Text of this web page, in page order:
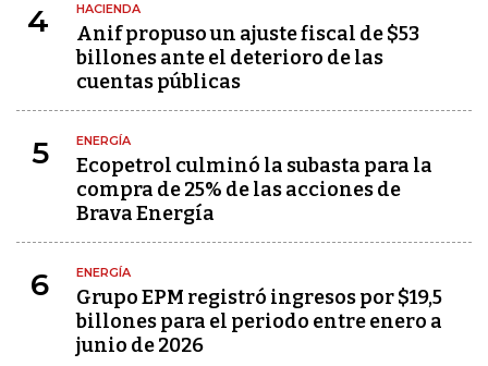
4 HACIENDA
Anif propuso un ajuste fiscal de $53
billones ante el deterioro de las
cuentas públicas
5 ENERGÍA
Ecopetrol culminó la subasta para la
compra de 25% de las acciones de
Brava Energía
6 ENERGÍA
Grupo EPM registró ingresos por $19,5
billones para el periodo entre enero a
junio de 2026